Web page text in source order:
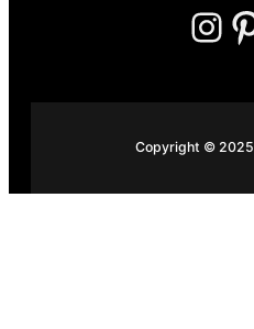
Instagram Pinterest
Copyright © 2025